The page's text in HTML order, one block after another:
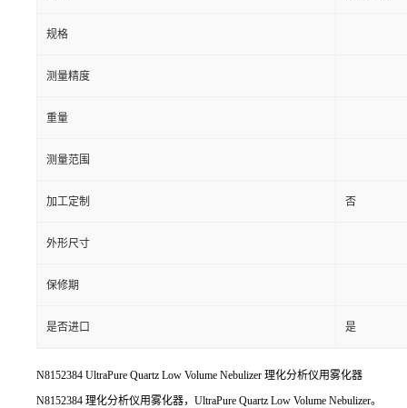
规格
测量精度
重量
测量范围
加工定制 否
外形尺寸
保修期
是否进口 是
N8152384 UltraPure Quartz Low Volume Nebulizer 理化分析仪用雾化器
N8152384 理化分析仪用雾化器，UltraPure Quartz Low Volume Nebulizer。